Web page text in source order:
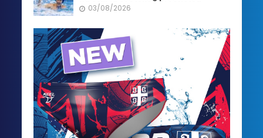
03/08/2026